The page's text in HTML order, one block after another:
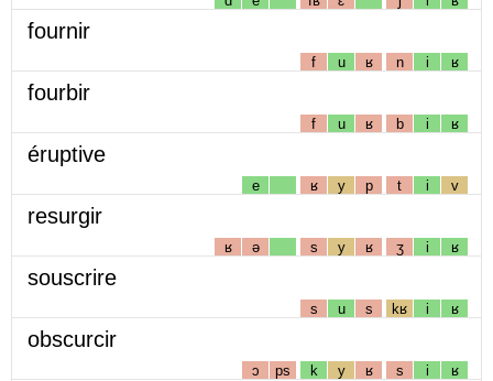
fournir
f u ʁ n i ʁ
fourbir
f u ʁ b i ʁ
éruptive
e ʁ y p t i v
resurgir
ʁ ə s y ʁ ʒ i ʁ
souscrire
s u s kʁ i ʁ
obscurcir
ɔ ps k y ʁ s i ʁ